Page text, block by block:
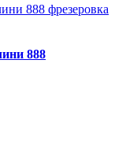
888